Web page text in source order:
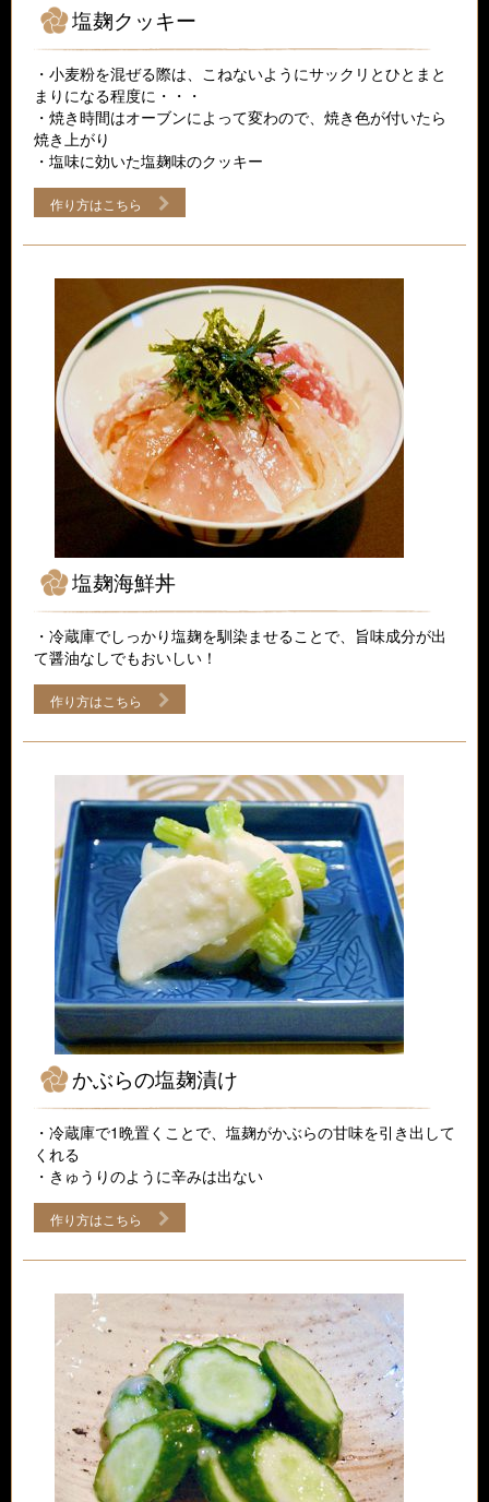
塩麹クッキー
・小麦粉を混ぜる際は、こねないようにサックリとひとまと
まりになる程度に・・・
・焼き時間はオーブンによって変わので、焼き色が付いたら
焼き上がり
・塩味に効いた塩麹味のクッキー
作り方はこちら
塩麹海鮮丼
・冷蔵庫でしっかり塩麹を馴染ませることで、旨味成分が出
て醤油なしでもおいしい！
作り方はこちら
かぶらの塩麹漬け
・冷蔵庫で1晩置くことで、塩麹がかぶらの甘味を引き出して
くれる
・きゅうりのように辛みは出ない
作り方はこちら